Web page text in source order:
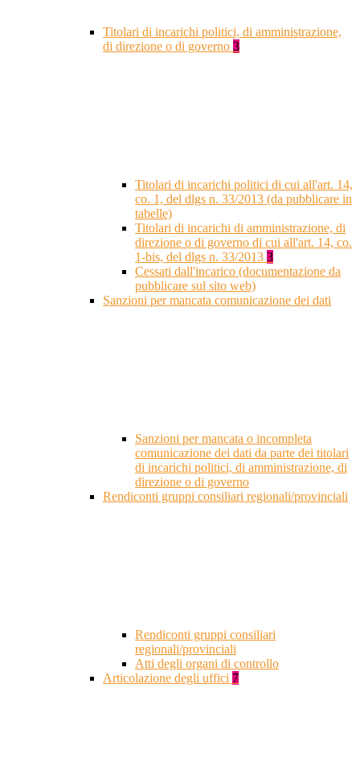
Titolari di incarichi politici, di amministrazione,
di direzione o di governo 3
Titolari di incarichi politici di cui all'art. 14,
co. 1, del dlgs n. 33/2013 (da pubblicare in
tabelle)
Titolari di incarichi di amministrazione, di
direzione o di governo di cui all'art. 14, co.
1-bis, del dlgs n. 33/2013 3
Cessati dall'incarico (documentazione da
pubblicare sul sito web)
Sanzioni per mancata comunicazione dei dati
Sanzioni per mancata o incompleta
comunicazione dei dati da parte dei titolari
di incarichi politici, di amministrazione, di
direzione o di governo
Rendiconti gruppi consiliari regionali/provinciali
Rendiconti gruppi consiliari
regionali/provinciali
Atti degli organi di controllo
Articolazione degli uffici 7